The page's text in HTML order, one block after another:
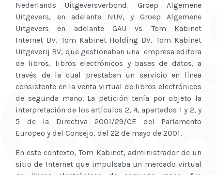
Nederlands Uitgeversverbond, Groep Algemene
Uitgevers, en adelante NUV, y Groep Algemene
Uitgevers en adelante GAU vs Tom Kabinet
Internet BV, Tom Kabinet Holding BV, Tom Kabinet
Uitgeverij BV, que gestionaban una empresa editora
de libros, libros electrónicos y bases de datos, a
través de la cual prestaban un servicio en línea
consistente en la venta virtual de libros electrónicos
de segunda mano. La petición tenía por objeto la
interpretación de los artículos 2, 4, apartados 1 y 2, y
5 de la Directiva 2001/29/CE del Parlamento
Europeo y del Consejo, del 22 de mayo de 2001.
En este contexto, Tom Kabinet, administrador de un
sitio de Internet que impulsaba un mercado virtual